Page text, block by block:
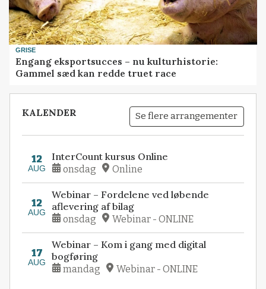
GRISE
Engang eksportsucces – nu kulturhistorie:
Gammel sæd kan redde truet race
KALENDER Se flere arrangementer
12
AUG
InterCount kursus Online
onsdag Online
12
AUG
Webinar – Fordelene ved løbende
aflevering af bilag
onsdag Webinar - ONLINE
17
AUG
Webinar – Kom i gang med digital
bogføring
mandag Webinar - ONLINE